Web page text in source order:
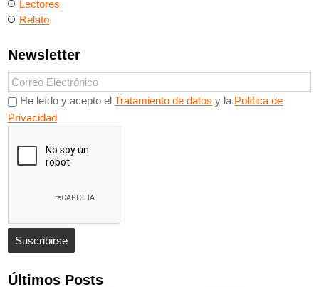
Lectores
Relato
Newsletter
He leído y acepto el Tratamiento de datos y la Política de
Privacidad
Últimos Posts